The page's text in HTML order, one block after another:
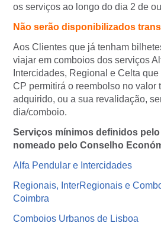
os serviços ao longo do dia 2 de
Não serão disponibilizados
Aos Clientes que já tenham
viajar em comboios dos serviços
Intercidades, Regional e Celta
CP permitirá o reembolso no valor
adquirido, ou a sua revalidação,
dia/comboio.
Serviços mínimos definidos pelo
nomeado pelo Conselho
Alfa Pendular e Intercidades
Regionais, InterRegionais e
Coimbra
Comboios Urbanos de Lisboa